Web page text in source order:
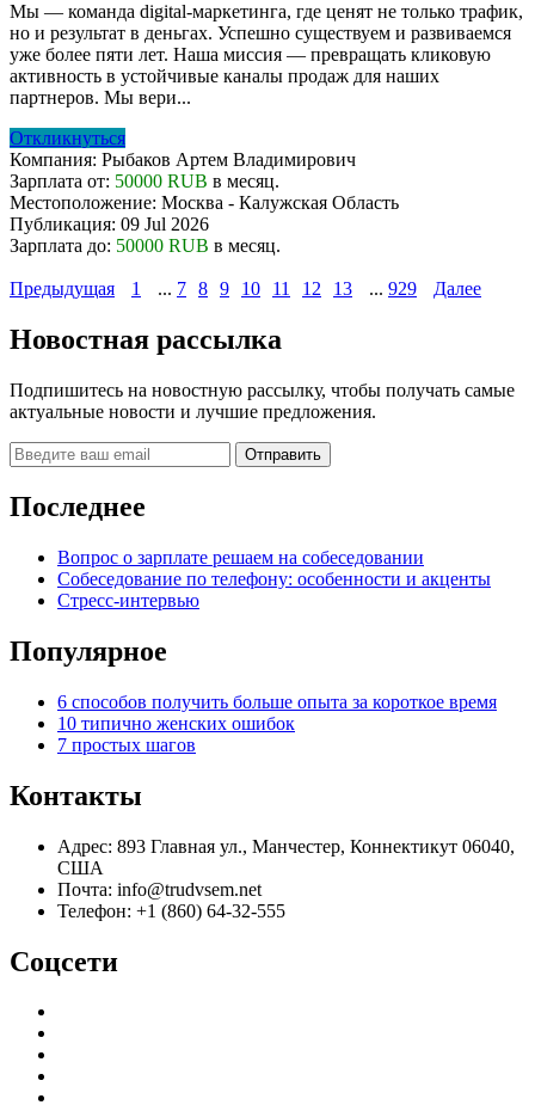
Мы — команда digital-маркетинга, где ценят не только трафик,
но и результат в деньгах. Успешно существуем и развиваемся
уже более пяти лет. Наша миссия — превращать кликовую
активность в устойчивые каналы продаж для наших
партнеров. Мы вери...
Откликнуться
Компания: Рыбаков Артем Владимирович
Зарплата от: 50000 RUB в месяц.
Местоположение: Москва - Калужская Область
Публикация: 09 Jul 2026
Зарплата до: 50000 RUB в месяц.
Предыдущая 1 ... 7 8 9 10 11 12 13 ... 929 Далее
Новостная рассылка
Подпишитесь на новостную рассылку, чтобы получать самые
актуальные новости и лучшие предложения.
Последнее
Вопрос о зарплате решаем на собеседовании
Собеседование по телефону: особенности и акценты
Стресс-интервью
Популярное
6 способов получить больше опыта за короткое время
10 типично женских ошибок
7 простых шагов
Контакты
Адрес: 893 Главная ул., Манчестер, Коннектикут 06040,
США
Почта: info@trudvsem.net
Телефон: +1 (860) 64-32-555
Соцсети